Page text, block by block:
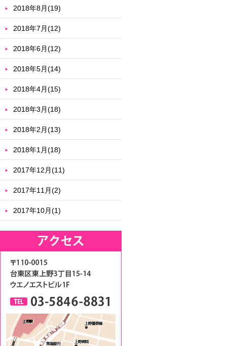
2018年8月(19)
2018年7月(12)
2018年6月(12)
2018年5月(14)
2018年4月(15)
2018年3月(18)
2018年2月(13)
2018年1月(18)
2017年12月(11)
2017年11月(2)
2017年10月(1)